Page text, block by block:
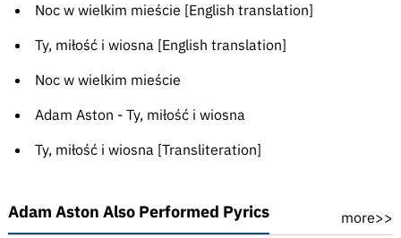
Noc w wielkim mieście [English translation]
Ty, miłość i wiosna [English translation]
Noc w wielkim mieście
Adam Aston - Ty, miłość i wiosna
Ty, miłość i wiosna [Transliteration]
Adam Aston Also Performed Pyrics more>>